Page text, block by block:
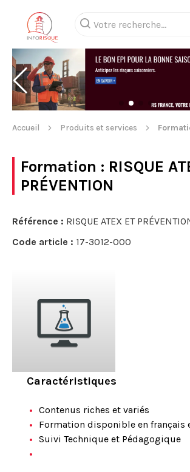
Accueil Produits et services
Formation : RISQUE
PRÉVENTION
Référence : RISQUE ATEX ET
Code article : 17-3012-000
Caractéristiques
Contenus riches et variés
Formation disponible en français
Suivi Technique et Pédagogique